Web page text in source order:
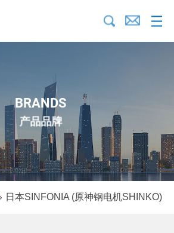
BRANDS
产品品牌
日本SINFONIA (原神钢电机SHINKO)